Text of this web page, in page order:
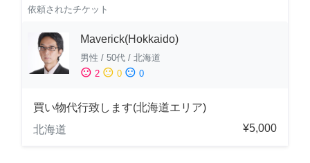
依頼されたチケット
Maverick(Hokkaido)
男性 / 50代 / 北海道
sentiment_satisfied 2 sentiment_neutral 0 sentiment_dissatisfied 0
買い物代行致します(北海道エリア)
北海道
¥5,000